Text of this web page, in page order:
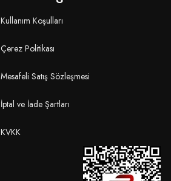
Kullanım Koşulları
Çerez Politikası
Mesafeli Satış Sözleşmesi
İptal ve İade Şartları
KVKK